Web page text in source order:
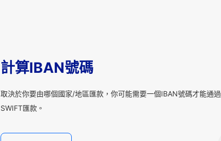
計算IBAN號碼
取決於你要由哪個國家/地區匯款，你可能需要一個IBAN號碼才能通過
SWIFT匯款。